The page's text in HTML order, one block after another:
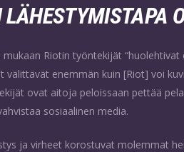
LÄHESTYMISTAPA
mukaan Riotin työntekijät
välittävät enemmän kuin [Riot] voi
ovat aitoja peloissaan pettää
sosiaalinen media.
ja virheet korostuvat molemmat